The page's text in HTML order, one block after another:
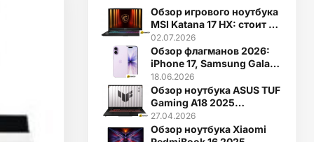
Обзор игрового ноутбука
MSI Katana 17 HX: стоит ли
брать в 2026
02.07.2026
Обзор флагманов 2026:
iPhone 17, Samsung Galaxy
S26 и Google Pixel 10 Pro
18.06.2026
Обзор ноутбука ASUS TUF
Gaming A18 2025
FA808UM-S8050
27.04.2026
Обзор ноутбука Xiaomi